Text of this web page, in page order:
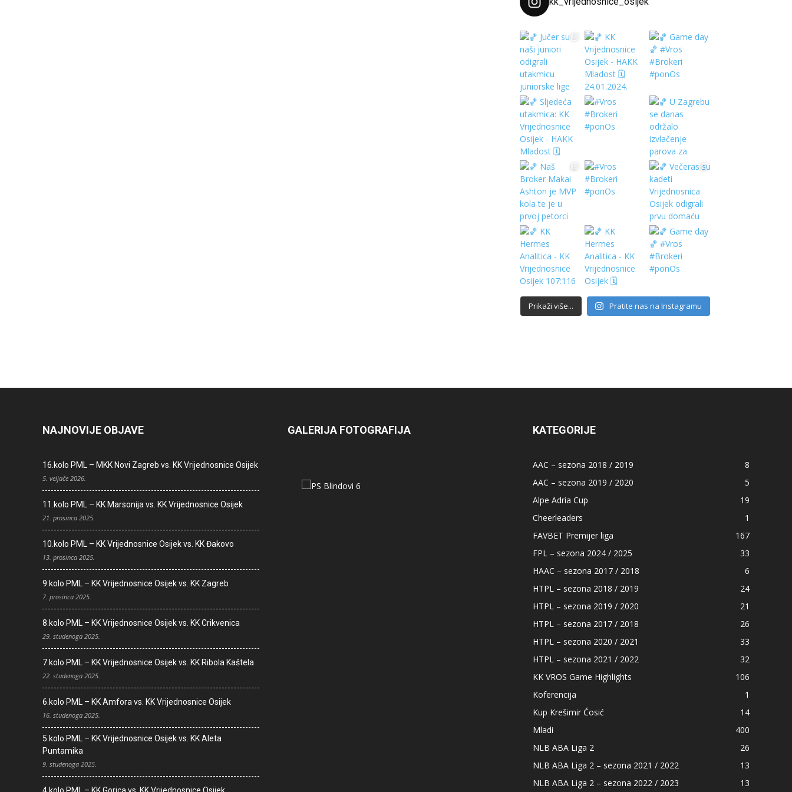
Prikaži više... Pratite nas na Instagramu
NAJNOVIJE OBJAVE
16.kolo PML – MKK Novi Zagreb vs. KK Vrijednosnice Osijek
5. veljače 2026.
11.kolo PML – KK Marsonija vs. KK Vrijednosnice Osijek
21. prosinca 2025.
10.kolo PML – KK Vrijednosnice Osijek vs. KK Đakovo
13. prosinca 2025.
9.kolo PML – KK Vrijednosnice Osijek vs. KK Zagreb
7. prosinca 2025.
8.kolo PML – KK Vrijednosnice Osijek vs. KK Crikvenica
29. studenoga 2025.
7.kolo PML – KK Vrijednosnice Osijek vs. KK Ribola Kaštela
22. studenoga 2025.
6.kolo PML – KK Amfora vs. KK Vrijednosnice Osijek
16. studenoga 2025.
5.kolo PML – KK Vrijednosnice Osijek vs. KK Aleta
Puntamika
9. studenoga 2025.
GALERIJA FOTOGRAFIJA KATEGORIJE
AAC – sezona 2018 / 2019
8
AAC – sezona 2019 / 2020
5
Alpe Adria Cup
19
Cheerleaders
1
FAVBET Premijer liga
167
FPL – sezona 2024 / 2025
33
HAAC – sezona 2017 / 2018
6
HTPL – sezona 2018 / 2019
24
HTPL – sezona 2019 / 2020
21
HTPL – sezona 2017 / 2018
26
HTPL – sezona 2020 / 2021
33
HTPL – sezona 2021 / 2022
32
KK VROS Game Highlights
106
Koferencija
1
Kup Krešimir Ćosić
14
Mladi
400
NLB ABA Liga 2
26
NLB ABA Liga 2 – sezona 2021 / 2022
13
NLB ABA Liga 2 – sezona 2022 / 2023
13